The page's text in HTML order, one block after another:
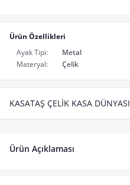
Ürün Özellikleri
Ayak Tipi:
Metal
Materyal:
Çelik
KASATAŞ ÇELİK KASA DÜNYASI
Ürün Açıklaması